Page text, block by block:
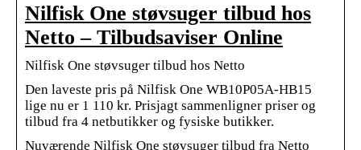
Nilfisk One støvsuger tilbud hos
Netto – Tilbudsaviser Online
Nilfisk One støvsuger tilbud hos Netto
Den laveste pris på Nilfisk One WB10P05A-HB15
lige nu er 1 110 kr. Prisjagt sammenligner priser og
tilbud fra 4 netbutikker og fysiske butikker.
Nuværende Nilfisk One støvsuger tilbud fra Netto